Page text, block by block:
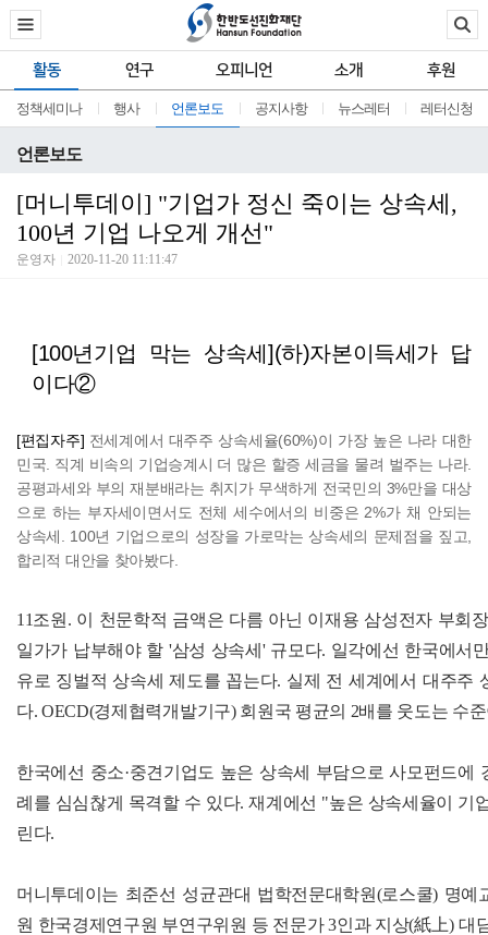
활동 연구 오피니언 소개 후원
정책세미나 행사 언론보도 공지사항 뉴스레터 레터신청
언론보도
[머니투데이] "기업가 정신 죽이는 상속세,
100년 기업 나오게 개선"
운영자 2020-11-20 11:11:47
[100년기업 막는 상속세](하)자본이득세가 답
이다②
[편집자주] 전세계에서 대주주 상속세율(60%)이 가장 높은 나라 대한
민국. 직계 비속의 기업승계시 더 많은 할증 세금을 물려 벌주는 나라.
공평과세와 부의 재분배라는 취지가 무색하게 전국민의 3%만을 대상
으로 하는 부자세이면서도 전체 세수에서의 비중은 2%가 채 안되는
상속세. 100년 기업으로의 성장을 가로막는 상속세의 문제점을 짚고,
합리적 대안을 찾아봤다.
11조원. 이 천문학적 금액은 다름 아닌 이재용 삼성전자 부회
일가가 납부해야 할 '삼성 상속세' 규모다. 일각에선 한국에서
유로 징벌적 상속세 제도를 꼽는다. 실제 전 세계에서 대주주
다. OECD(경제협력개발기구) 회원국 평균의 2배를 웃도는 수
한국에선 중소·중견기업도 높은 상속세 부담으로 사모펀드에
례를 심심찮게 목격할 수 있다. 재계에선 "높은 상속세율이 기
린다.
머니투데이는 최준선 성균관대 법학전문대학원(로스쿨) 명
원 한국경제연구원 부연구위원 등 전문가 3인과 지상(紙上) 대